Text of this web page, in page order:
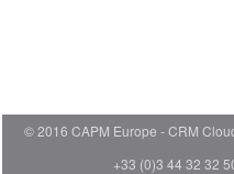
© 2016 CAPM Europe
CRM
+33 (0)3 44 32 32